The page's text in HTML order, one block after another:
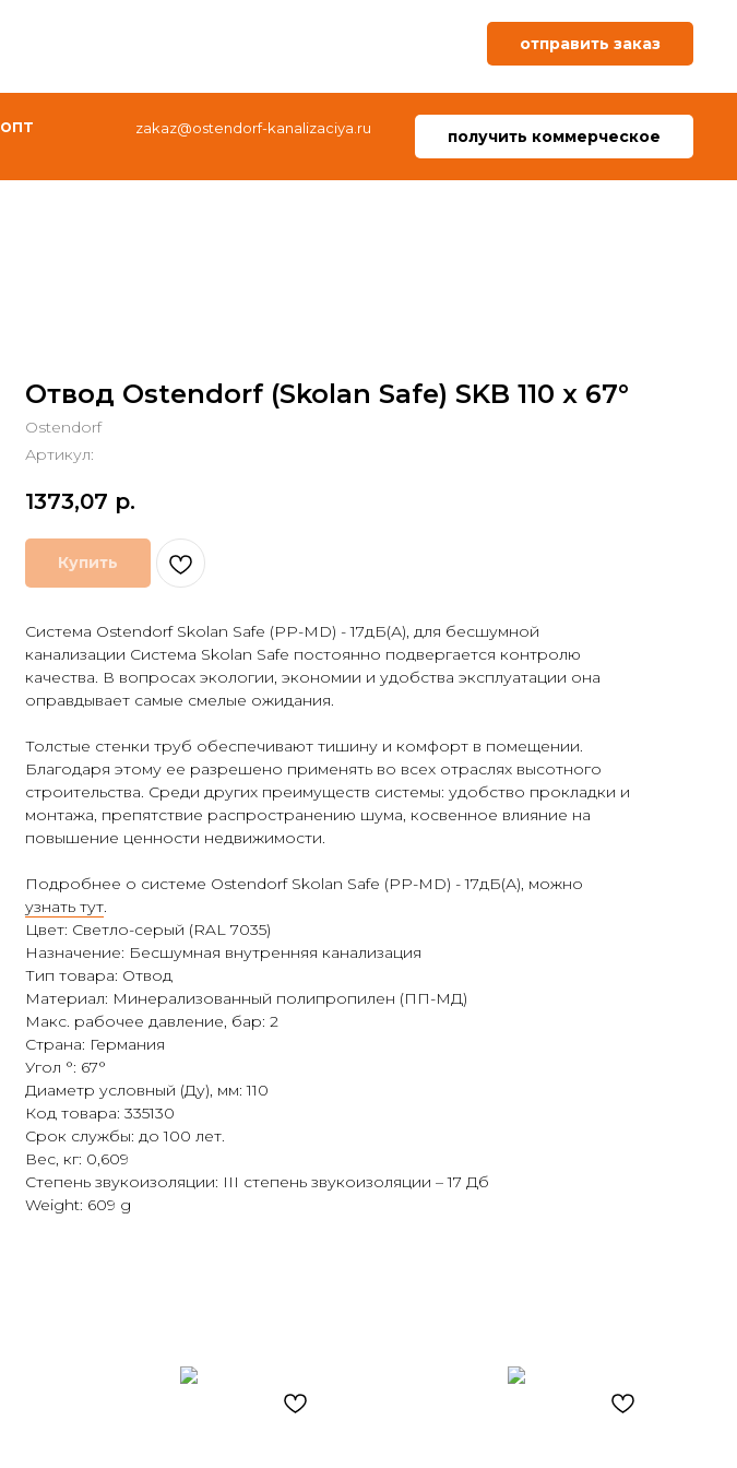
отправить заказ
опт
zakaz@ostendorf-kanalizaciya.ru получить коммерческое
Отвод Ostendorf (Skolan Safe) SKB 110 x 67°
Ostendorf
Артикул:
1373,07 р.
Купить
Система Ostendorf Skolan Safe (PP-MD) - 17дБ(А), для бесшумной
канализации Система Skolan Safe постоянно подвергается контролю
качества. В вопросах экологии, экономии и удобства эксплуатации она
оправдывает самые смелые ожидания.
Толстые стенки труб обеспечивают тишину и комфорт в помещении.
Благодаря этому ее разрешено применять во всех отраслях высотного
строительства. Среди других преимуществ системы: удобство прокладки и
монтажа, препятствие распространению шума, косвенное влияние на
повышение ценности недвижимости.
Подробнее о системе Ostendorf Skolan Safe (PP-MD) - 17дБ(А), можно
узнать тут.
Цвет: Светло-серый (RAL 7035)
Назначение: Бесшумная внутренняя канализация
Тип товара: Отвод
Материал: Минерализованный полипропилен (ПП-МД)
Макс. рабочее давление, бар: 2
Страна: Германия
Угол °: 67°
Диаметр условный (Ду), мм: 110
Код товара: 335130
Срок службы: до 100 лет.
Вес, кг: 0,609
Степень звукоизоляции: III степень звукоизоляции – 17 Дб
Weight: 609 g